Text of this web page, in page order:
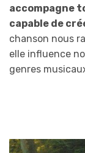
accompagne
capable de
chanson nous
elle influence
genres